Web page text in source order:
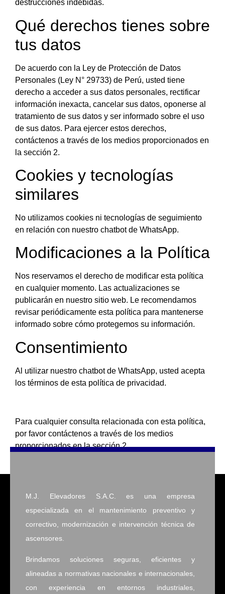
destrucciones indebidas.
Qué derechos tienes sobre
tus datos
De acuerdo con la Ley de Protección de Datos
Personales (Ley N° 29733) de Perú, usted tiene
derecho a acceder a sus datos personales, rectificar
información inexacta, cancelar sus datos, oponerse al
tratamiento de sus datos y ser informado sobre el uso
de sus datos. Para ejercer estos derechos,
contáctenos a través de los medios proporcionados en
la sección 2.
Cookies y tecnologías
similares
No utilizamos cookies ni tecnologías de seguimiento
en relación con nuestro chatbot de WhatsApp.
Modificaciones a la Política
Nos reservamos el derecho de modificar esta política
en cualquier momento. Las actualizaciones se
publicarán en nuestro sitio web. Le recomendamos
revisar periódicamente esta política para mantenerse
informado sobre cómo protegemos su información.
Consentimiento
Al utilizar nuestro chatbot de WhatsApp, usted acepta
los términos de esta política de privacidad.
Para cualquier consulta relacionada con esta política,
por favor contáctenos a través de los medios
proporcionados en la sección 2.
M.J. Elevadores S.A.C.
es una empresa
especializada en el mantenimiento preventivo y
correctivo, modernización e intervención técnica de
ascensores.
Brindamos soluciones seguras, eficientes y
alineadas a normativas nacionales e internacionales,
con experiencia en entornos industriales,